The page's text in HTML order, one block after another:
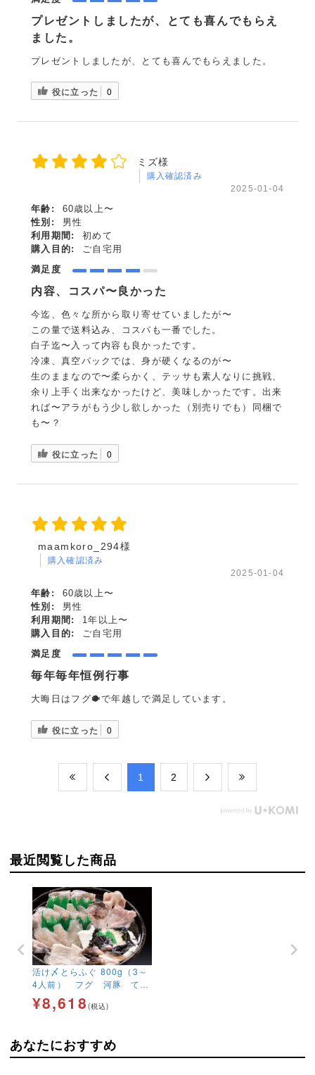
プレゼントしましたが、とても喜んでもらえ
ました。
プレゼントしましたが、とても喜んでもらえました。
役に立った 0
ミズ様
購入確認済み
2025-01-04
年齢:
60歳以上〜
性別:
男性
利用期間:
初めて
購入目的:
ご自宅用
満足度
内容、コスパ〜良かった
今迄、色々な所から取り寄せていましたが〜
この量で送料込み、コスパも一番でした。
白子迄〜入って内容も良かったです。
冷凍、真空パックでは、身が硬くなるのが〜
生のままなので〜柔らかく、テッサも素人なりに挑戦、
余り上手く出来なかったけど、美味しかったです。出来
れば〜アラがもう少し欲しかった（別売りでも）同梱で
も〜？
役に立った 0
maamkoro_294様
購入確認済み
2025-01-04
年齢:
60歳以上〜
性別:
男性
利用期間:
1年以上〜
購入目的:
ご自宅用
満足度
毎年毎年恒例行事
大晦日はフグ🐡で年越しで満足しています。
役に立った 0
​1 ​2
最近閲覧した商品
活け〆とらふぐ 800g（3～
4人前） フグ 河豚 てっ
さ てっちり 送料無料
冷蔵便
¥8,618 (税込)
あなたにおすすめ